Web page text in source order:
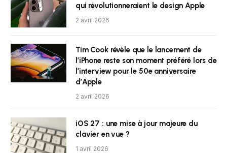
qui révolutionneraient le design Apple
2 avril 2026
Tim Cook révèle que le lancement de
l’iPhone reste son moment préféré lors de
l’interview pour le 50e anniversaire
d’Apple
2 avril 2026
iOS 27 : une mise à jour majeure du
clavier en vue ?
1 avril 2026